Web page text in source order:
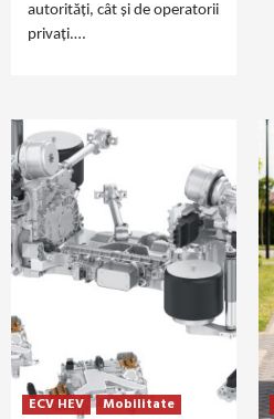
autorități, cât și de operatorii
privați.…
ECV HEV Mobilitate